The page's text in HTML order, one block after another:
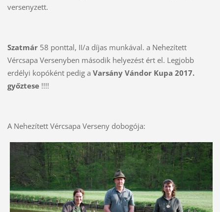
versenyzett.
Szatmár58 ponttal, II/a díjas munkával. a Nehezített
Vércsapa Versenyben második helyezést ért el. Legjobb
erdélyi kopóként pedig a Varsány Vándor Kupa 2017.
győztese!!!!
A Nehezített Vércsapa Verseny dobogója: